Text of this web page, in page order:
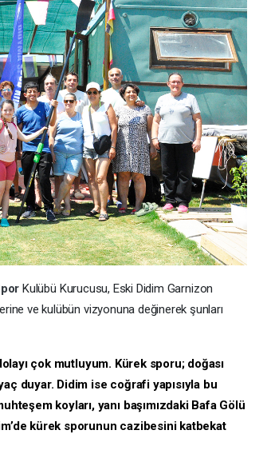
Kulübü Kurucusu, Eski Didim Garnizon
ve kulübün vizyonuna değinerek şunları
çok mutluyum. Kürek sporu; doğası
duyar. Didim ise coğrafi yapısıyla bu
koyları, yanı başımızdaki Bafa Gölü
kürek sporunun cazibesini katbekat